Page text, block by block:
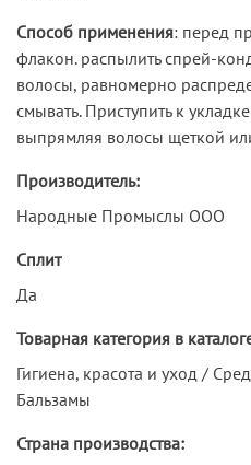
Способ применения: перед
флакон. распылить спрей-
волосы, равномерно
смывать. Приступить к
выпрямляя волосы щеткой
Производитель:
Народные Промыслы ООО
Сплит
Да
Товарная категория в
Гигиена, красота и уход /
Бальзамы
Страна производства: